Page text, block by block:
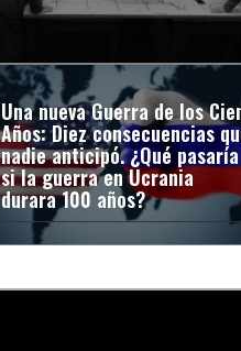
Una nueva Guerra de los
Años: Diez consecuencias
nadie anticipó. ¿Qué pasaría
si la guerra en Ucrania
durara 100 años?